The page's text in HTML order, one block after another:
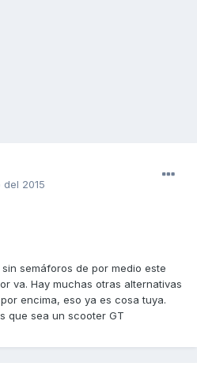
del 2015
semáforos de por medio este
va. Hay muchas otras alternativas
encima, eso ya es cosa tuya.
que sea un scooter GT